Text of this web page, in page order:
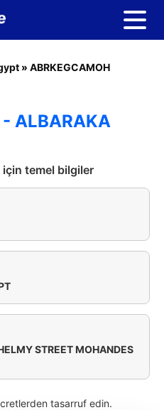
» ABRKEGCAMOH
ALBARAKA
için temel bilgiler
STREET MOHANDES
tasarruf edin.